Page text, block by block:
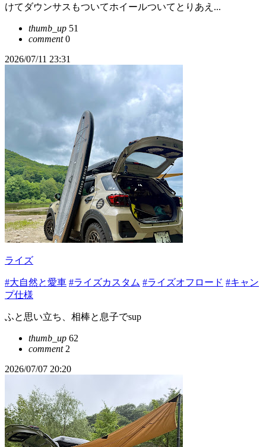
けてダウンサスもついてホイールついてとりあえ...
thumb_up 51
comment0
2026/07/11 23:31
ライズ
#大自然と愛車 #ライズカスタム #ライズオフロード #キャン
プ仕様
ふと思い立ち、相棒と息子でsup
thumb_up 62
comment2
2026/07/07 20:20